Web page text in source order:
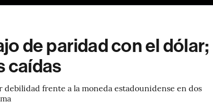
de paridad con el dólar;
caídas
debilidad frente a la moneda estadounidense en dos